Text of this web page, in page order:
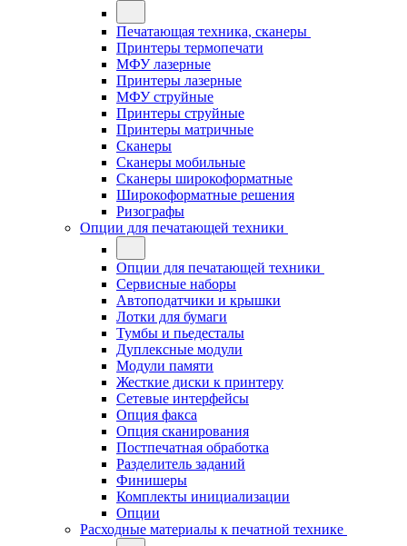
Печатающая техника, сканеры
Принтеры термопечати
МФУ лазерные
Принтеры лазерные
МФУ струйные
Принтеры струйные
Принтеры матричные
Сканеры
Сканеры мобильные
Сканеры широкоформатные
Широкоформатные решения
Ризографы
Опции для печатающей техники
Опции для печатающей техники
Сервисные наборы
Автоподатчики и крышки
Лотки для бумаги
Тумбы и пьедесталы
Дуплексные модули
Модули памяти
Жесткие диски к принтеру
Сетевые интерфейсы
Опция факса
Опция сканирования
Постпечатная обработка
Разделитель заданий
Финишеры
Комплекты инициализации
Опции
Расходные материалы к печатной технике